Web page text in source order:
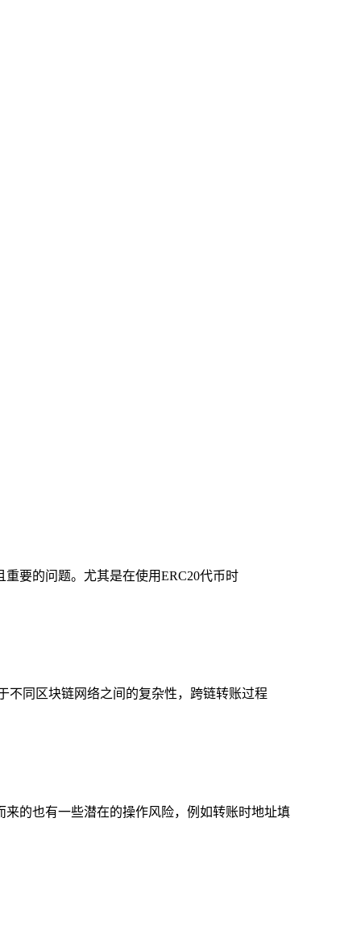
要的问题。尤其是在使用ERC20代币时
不同区块链网络之间的复杂性，跨链转账过程
的也有一些潜在的操作风险，例如转账时地址填